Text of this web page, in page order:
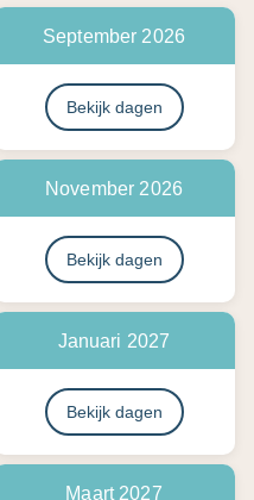
September 2026
Bekijk dagen
November 2026
Bekijk dagen
Januari 2027
Bekijk dagen
Maart 2027